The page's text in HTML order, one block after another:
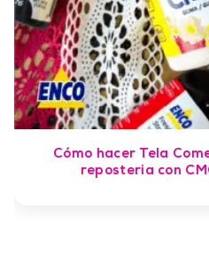
Cómo hacer Tela
reposteria con